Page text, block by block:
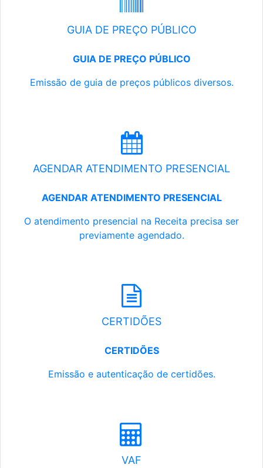
GUIA DE PREÇO PÚBLICO
GUIA DE PREÇO PÚBLICO
Emissão de guia de preços públicos diversos.
AGENDAR ATENDIMENTO PRESENCIAL
AGENDAR ATENDIMENTO PRESENCIAL
O atendimento presencial na Receita precisa ser
previamente agendado.
CERTIDÕES
CERTIDÕES
Emissão e autenticação de certidões.
VAF